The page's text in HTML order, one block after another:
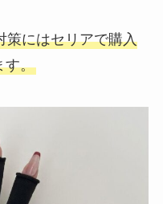
策にはセリアで購入
す。